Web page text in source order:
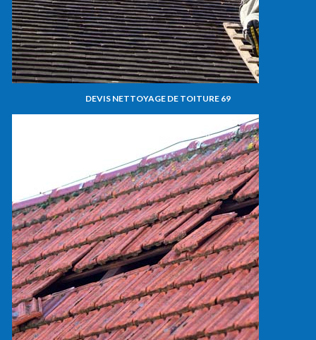
DEVIS NETTOYAGE DE TOITURE 69